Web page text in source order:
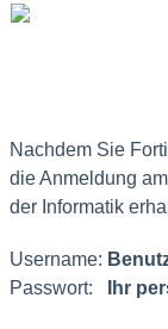
Nachdem Sie
die Anmeldung
der Informatik
Username:
Passwort:
Ihr